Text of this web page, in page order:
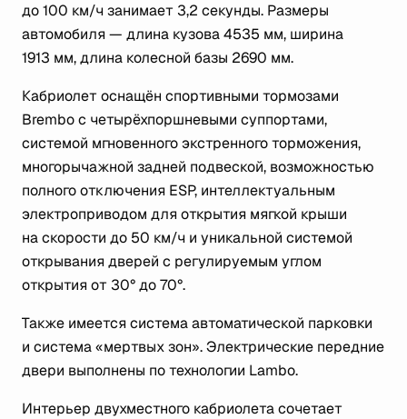
до 100 км/ч занимает 3,2 секунды. Размеры
автомобиля — длина кузова 4535 мм, ширина
1913 мм, длина колесной базы 2690 мм.
Кабриолет оснащён спортивными тормозами
Brembo с четырёхпоршневыми суппортами,
системой мгновенного экстренного торможения,
многорычажной задней подвеской, возможностью
полного отключения ESP, интеллектуальным
электроприводом для открытия мягкой крыши
на скорости до 50 км/ч и уникальной системой
открывания дверей с регулируемым углом
открытия от 30° до 70°.
Также имеется система автоматической парковки
и система «мертвых зон». Электрические передние
двери выполнены по технологии Lambo.
Интерьер двухместного кабриолета сочетает